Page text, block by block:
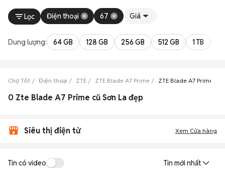
Lọc Điện thoại 67 Giá
Dung lượng: 64 GB 128 GB 256 GB 512 GB 1 TB
Chợ Tốt Điện thoại ZTE ZTE Blade A7 Prime ZTE Blade A7 Prime
0 Zte Blade A7 Prime cũ Sơn La đẹp
Siêu thị điện tử Xem Cửa hàng
Tin có video Tin mới nhất